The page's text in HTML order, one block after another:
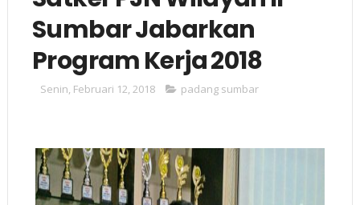
Sumbar Jabarkan
Program Kerja 2018
Senin, Februari 12, 2018 padang sumbar